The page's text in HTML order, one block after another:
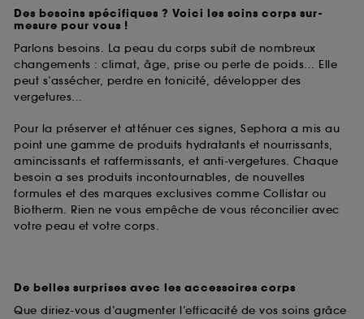
Des besoins spécifiques ? Voici les soins corps sur-
mesure pour vous !
Parlons besoins. La peau du corps subit de nombreux
changements : climat, âge, prise ou perte de poids… Elle
peut s’assécher, perdre en tonicité, développer des
vergetures…
Pour la préserver et atténuer ces signes, Sephora a mis au
point une gamme de produits hydratants et nourrissants,
amincissants et raffermissants, et anti-vergetures. Chaque
besoin a ses produits incontournables, de nouvelles
formules et des marques exclusives comme Collistar ou
Biotherm. Rien ne vous empêche de vous réconcilier avec
votre peau et votre corps.
De belles surprises avec les accessoires corps
Que diriez-vous d’augmenter l’efficacité de vos soins grâce
de ces cookies grâce au bouton "personnaliser mes
choix" ci-dessous ou décider de "tout accepter".
navigation collectées par ces Cookies, pour les
finalités acceptées, avec les données personnelles
collectées ou générées lors de votre activité en ligne
ou en magasin. Pour refuser tous les cookies, cliques
moment choisir de retirer votrte consentement. Si vous
souhaitez obtenir plus d'information sur les cookies
utilisés, cliquezici.